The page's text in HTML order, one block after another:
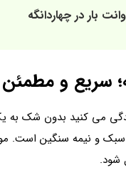
بار در چهاردانگه
سریع‌ و مطمئن‌
می کنید بدون شک
سبک و نیمه سنگین است.
شود.